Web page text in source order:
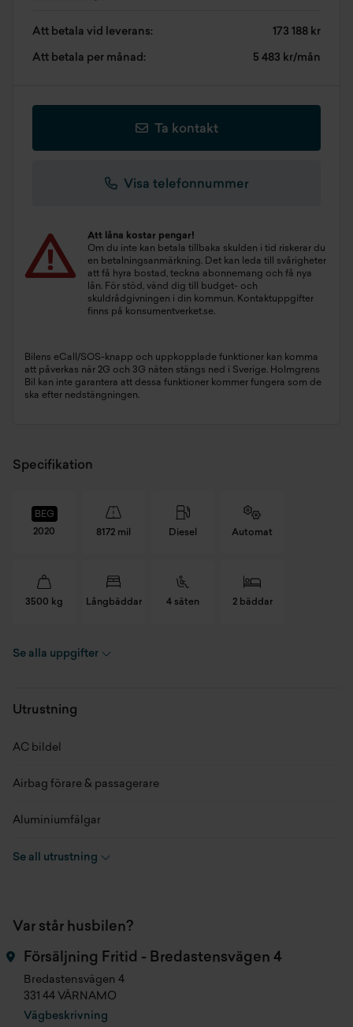
Att betala vid leverans: 173 188 kr
Att betala per månad: 5 483 kr/mån
Ta kontakt
Visa telefonnummer
Att låna kostar pengar!
Om du inte kan betala tillbaka skulden i tid riskerar du
en betalningsanmärkning. Det kan leda till svårigheter
att få hyra bostad, teckna abonnemang och få nya
lån. För stöd, vänd dig till budget- och
skuldrådgivningen i din kommun. Kontaktuppgifter
finns på konsumentverket.se.
Bilens eCall/SOS-knapp och uppkopplade funktioner kan komma
att påverkas när 2G och 3G näten stängs ned i Sverige. Holmgrens
Bil kan inte garantera att dessa funktioner kommer fungera som de
ska efter nedstängningen.
Specifikation
BEG
2020
8172 mil Diesel Automat
3500 kg Långbäddar 4 säten 2 bäddar
Chassinummer
Drivmedel
Hästkrafter
Planlösning
Se alla uppgifter
Utrustning
AC bildel
Airbag förare & passagerare
Aluminiumfälgar
Backkamera
Kassettoa
Kyl och frysfack
Markis
Se all utrustning
Var står husbilen?
Försäljning Fritid - Bredastensvägen 4
Bredastensvägen 4
331 44 VÄRNAMO
Vägbeskrivning